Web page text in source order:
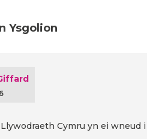
Ysgolion
Cymru yn ei wneud